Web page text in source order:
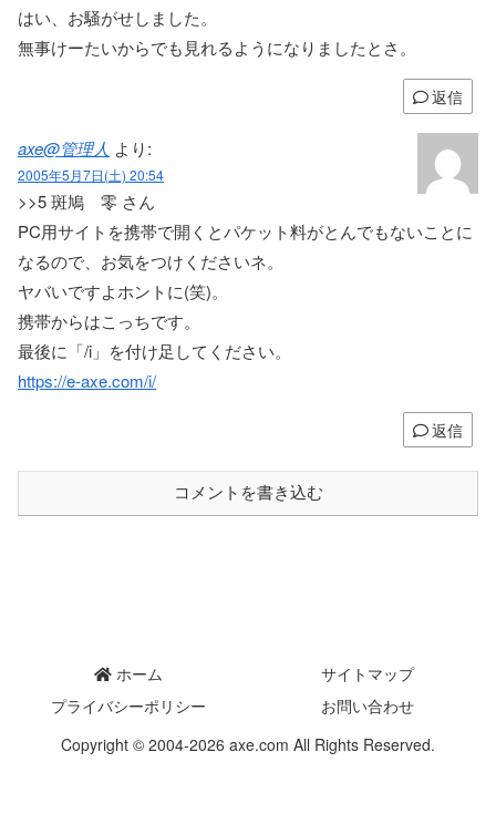
はい、お騒がせしました。
無事けーたいからでも見れるようになりましたとさ。
返信
axe@管理人 より:
2005年5月7日(土) 20:54
>>5 斑鳩 零 さん
PC用サイトを携帯で開くとパケット料がとんでもないことに
なるので、お気をつけくださいネ。
ヤバいですよホントに(笑)。
携帯からはこっちです。
最後に「/i」を付け足してください。
https://e-axe.com/i/
返信
コメントを書き込む
ホーム
サイトマップ
プライバシーポリシー
お問い合わせ
Copyright © 2004-2026 axe.com All Rights Reserved.